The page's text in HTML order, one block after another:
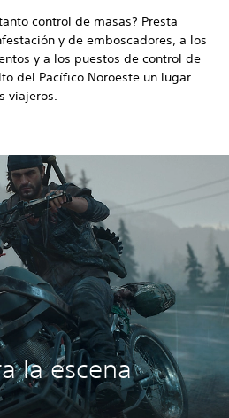
control de masas? Presta
y de emboscadores, a los
y a los puestos de control de
del Pacífico Noroeste un lugar
viajeros.
la escena